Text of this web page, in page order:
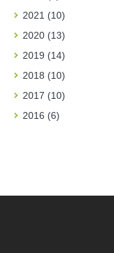
2021 (10)
2020 (13)
2019 (14)
2018 (10)
2017 (10)
2016 (6)